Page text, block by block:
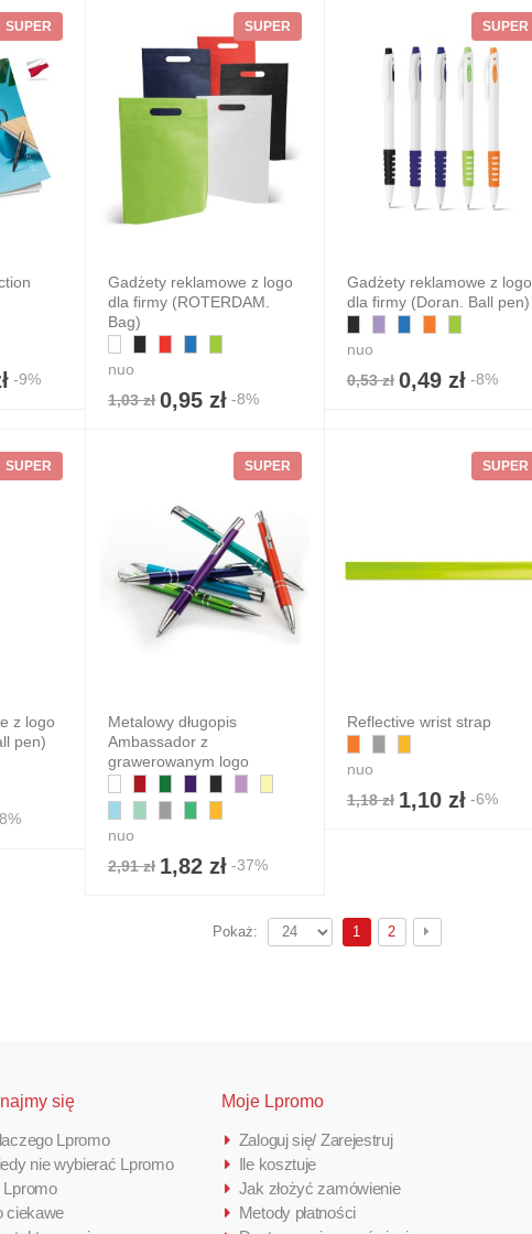
SUPER
-9%
SUPER
Gadżety reklamowe z logo
dla firmy (ROTERDAM.
Bag)
nuo
1,03 zł 0,95 zł -8%
SUPER
Gadżety reklamowe z logo
dla firmy (Doran. Ball pen)
nuo
0,53 zł 0,49 zł-8%
SUPER
z logo
pen)
SUPER
Metalowy długopis
Ambassador z
grawerowanym logo
nuo
2,91 zł 1,82 zł -37%
SUPER
Reflective wrist strap
nuo
1,18 zł 1,10 zł-6%
1 2
Pokaż:
się
Lpromo
nie wybierać Lpromo
Lpromo
ciekawe
Moje Lpromo
Zaloguj się/ Zarejestruj
Ile kosztuje
Jak złożyć zamówienie
Metody płatności